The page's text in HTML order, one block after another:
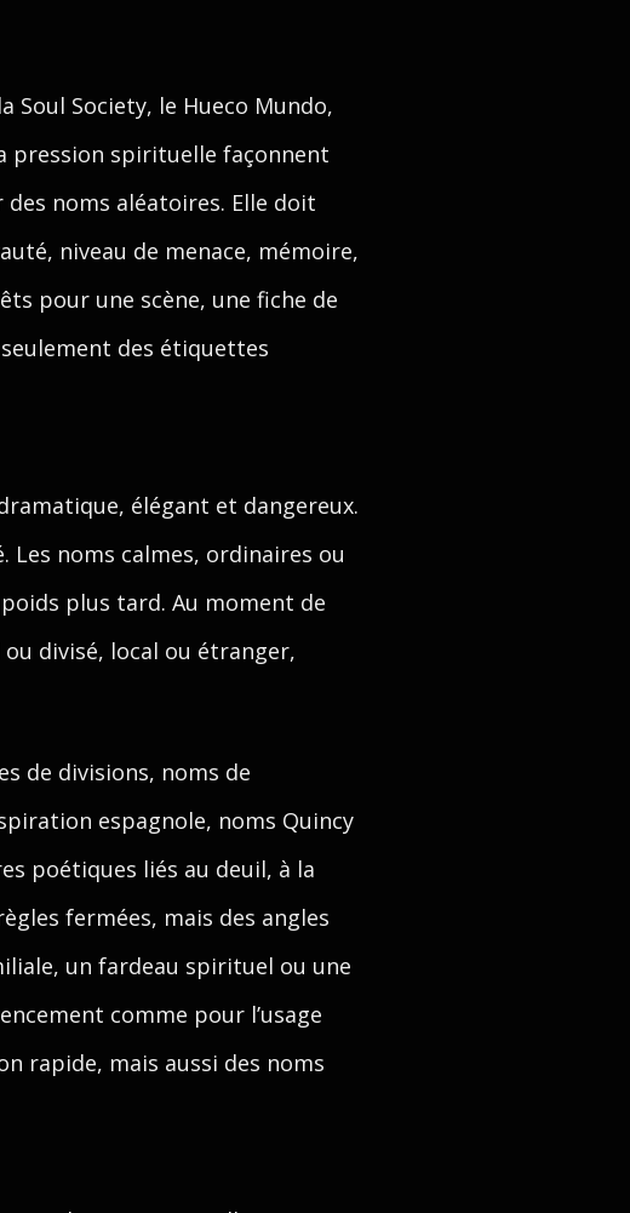
Soul Society, le Hueco Mundo,
pression spirituelle façonnent
noms aléatoires. Elle doit
niveau de menace, mémoire,
pour une scène, une fiche de
des étiquettes
élégant et dangereux.
noms calmes, ordinaires ou
plus tard. Au moment de
divisé, local ou étranger,
de divisions, noms de
espagnole, noms Quincy
poétiques liés au deuil, à la
fermées, mais des angles
un fardeau spirituel ou une
comme pour l’usage
rapide, mais aussi des noms